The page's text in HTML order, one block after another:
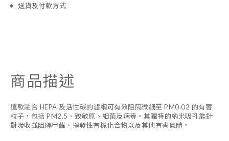
送貨及付款方式
商品描述
這款融合 HEPA 及活性碳的濾網可有效阻隔微細至 PM0.02 的有害
粒子，包括 PM2.5、致敏原、細菌及病毒。其獨特的納米吸孔能針
對吸收並阻隔甲醛、揮發性有機化合物以及其他有害氣體。